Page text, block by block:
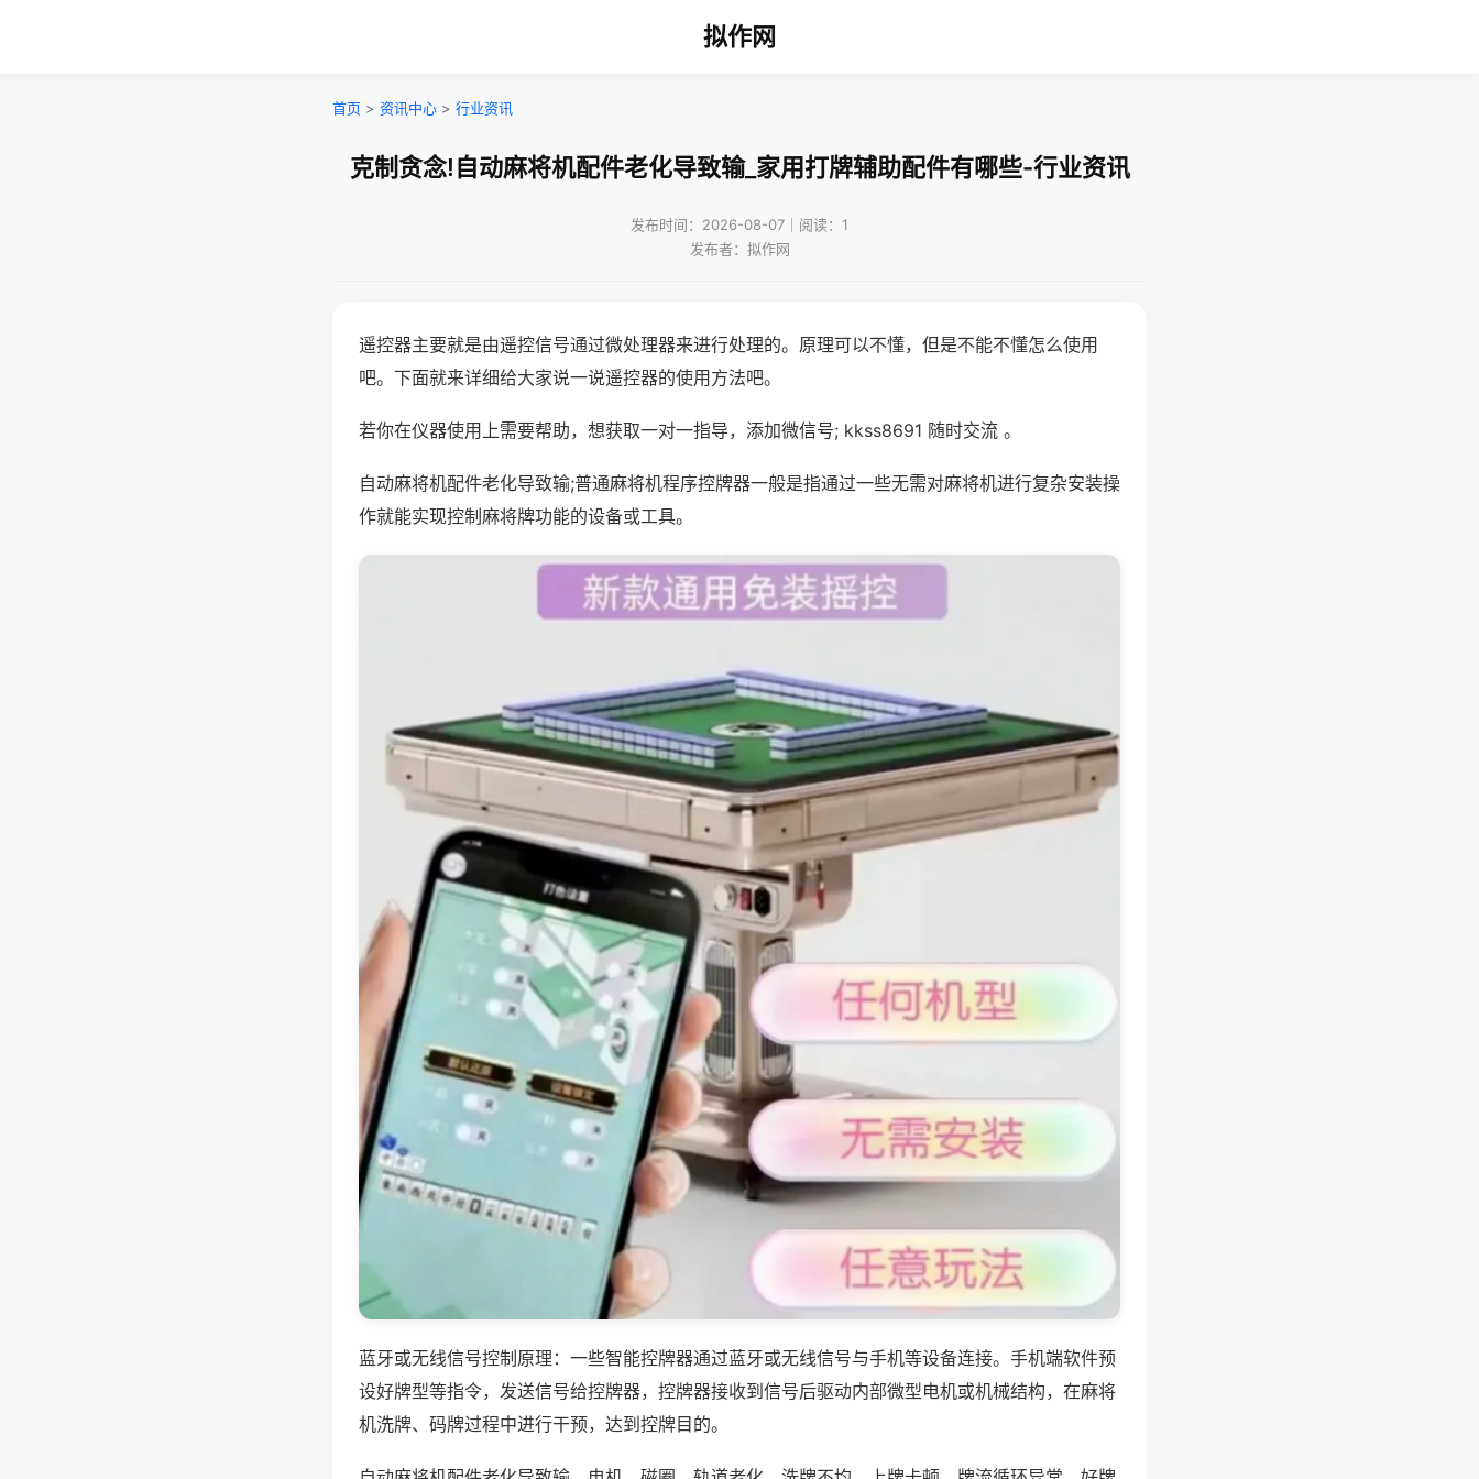
拟作网
首页 > 资讯中心 > 行业资讯
克制贪念!自动麻将机配件老化导致输_家用打牌辅助配件有哪些-行业资讯
发布时间：2026-08-07｜阅读：1
发布者：拟作网
遥控器主要就是由遥控信号通过微处理器来进行处理的。原理可以不懂，但是不能不懂怎么使用
吧。下面就来详细给大家说一说遥控器的使用方法吧。
若你在仪器使用上需要帮助，想获取一对一指导，添加微信号; kkss8691 随时交流 。
自动麻将机配件老化导致输;普通麻将机程序控牌器一般是指通过一些无需对麻将机进行复杂安装操
作就能实现控制麻将牌功能的设备或工具。
蓝牙或无线信号控制原理：一些智能控牌器通过蓝牙或无线信号与手机等设备连接。手机端软件预
设好牌型等指令，发送信号给控牌器，控牌器接收到信号后驱动内部微型电机或机械结构，在麻将
机洗牌、码牌过程中进行干预，达到控牌目的。